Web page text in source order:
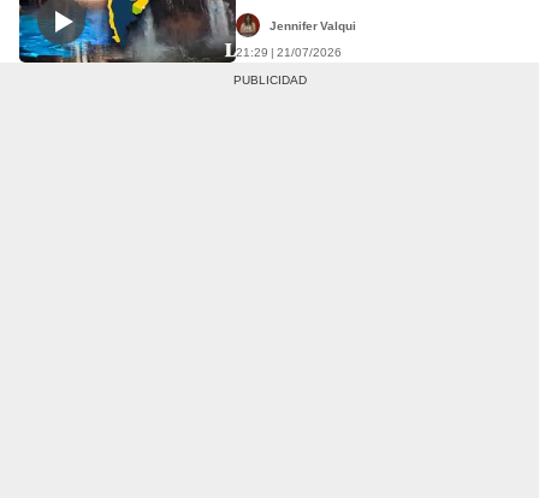
Jennifer Valqui
21:29 | 21/07/2026